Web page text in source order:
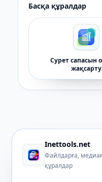
Басқа құралдар
Сурет сапасын
жақсарту
Inettools.net
Файлдарға,
құралдар